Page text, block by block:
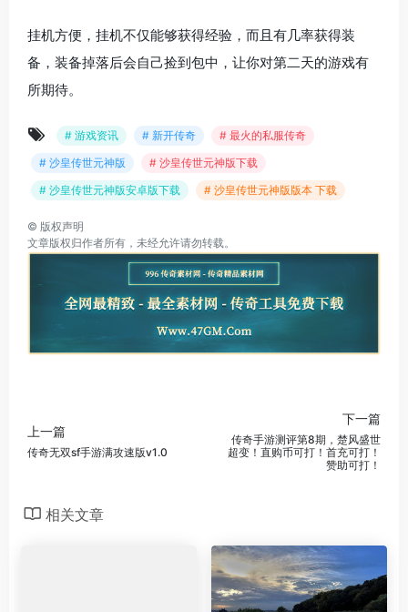
挂机方便，挂机不仅能够获得经验，而且有几率获得装
备，装备掉落后会自己捡到包中，让你对第二天的游戏有
所期待。
# 游戏资讯 # 新开传奇
# 最火的私服传奇
# 沙皇传世元神版
# 沙皇传世元神版下载
# 沙皇传世元神版安卓版下载
# 沙皇传世元神版版本 下载
© 版权声明
文章版权归作者所有，未经允许请勿转载。
上一篇
传奇无双sf手游满攻速版v1.0
下一篇
传奇手游测评第8期，楚风盛世
超变！直购币可打！首充可打！
赞助可打！
相关文章